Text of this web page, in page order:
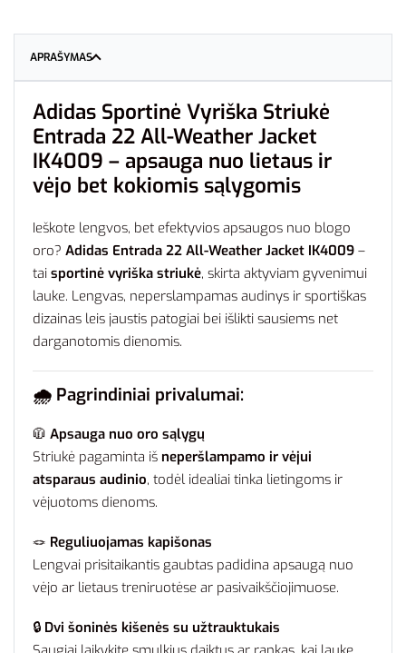
APRAŠYMAS
Adidas Sportinė Vyriška Striukė
Entrada 22 All-Weather Jacket
IK4009 – apsauga nuo lietaus ir
vėjo bet kokiomis sąlygomis
Ieškote lengvos, bet efektyvios apsaugos nuo blogo
oro? Adidas Entrada 22 All-Weather Jacket IK4009 –
tai sportinė vyriška striukė, skirta aktyviam gyvenimui
lauke. Lengvas, neperslampamas audinys ir sportiškas
dizainas leis jaustis patogiai bei išlikti sausiems net
darganotomis dienomis.
🌧️ Pagrindiniai privalumai:
🧥 Apsauga nuo oro sąlygų
Striukė pagaminta iš neperšlampamo ir vėjui
atsparaus audinio, todėl idealiai tinka lietingoms ir
vėjuotoms dienoms.
🪢 Reguliuojamas kapišonas
Lengvai prisitaikantis gaubtas padidina apsaugą nuo
vėjo ar lietaus treniruotėse ar pasivaikščiojimuose.
🔒 Dvi šoninės kišenės su užtrauktukais